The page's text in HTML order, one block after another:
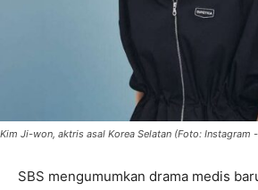
Kim Ji-won, aktris asal Korea Selatan (Foto: Instagram
SBS mengumumkan drama medis